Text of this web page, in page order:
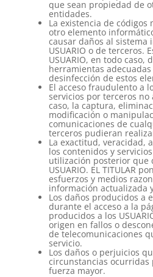
que sean propiedad de
entidades.
La existencia de
otro elemento
causar daños al sistema
USUARIO o de terceros.
USUARIO, en todo caso,
herramientas
desinfección de estos
El acceso fraudulento a
servicios por terceros no
caso, la captura,
modificación o
comunicaciones de
terceros pudieran
La exactitud, veracidad,
los contenidos y
utilización posterior que
USUARIO. EL TITULAR
esfuerzos y medios
información actualizada
Los daños producidos a
durante el acceso a la
producidos a los
origen en fallos o
de telecomunicaciones
servicio.
Los daños o perjuicios
circunstancias ocurridas
fuerza mayor.